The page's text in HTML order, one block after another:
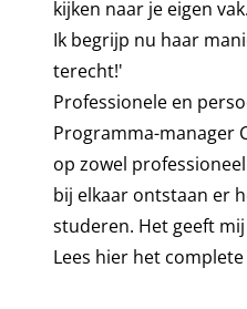
kijken naar je eigen
Ik begrijp nu haar
terecht!'
Professionele en
Programma-manager
op zowel
bij elkaar ontstaan er
studeren. Het geeft
Lees hierhet complete